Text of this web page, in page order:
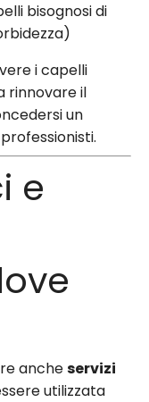
bisognosi di
i capelli
rinnovare il
un
e
ancheservizi
utilizzata